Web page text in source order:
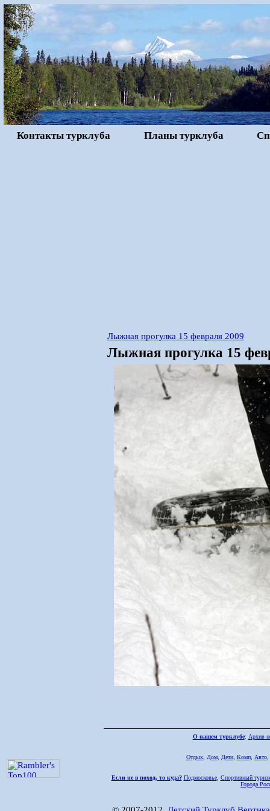
Контакты турклуба Планы турклуба
Лыжная прогулка 15 февраля 2009
Лыжная прогулка 15
О нашем турклубе: Архив
Отдых, Дом, Дети, Комп, Авто,
Если не в поход, то куда? Подмосковье, Спортивный
Города